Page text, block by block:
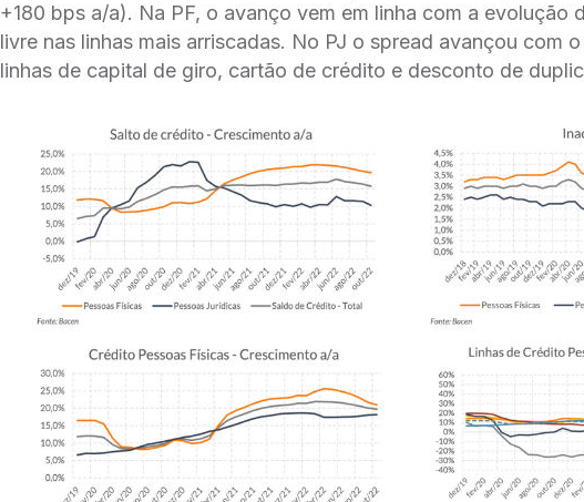
+180 bps a/a). Na PF, o avanço vem em linha com a evolução
livre nas linhas mais arriscadas. No PJ o spread avançou com
linhas de capital de giro, cartão de crédito e desconto de